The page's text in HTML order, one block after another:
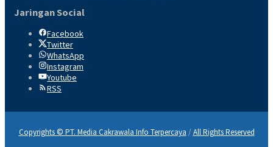
Jaringan Social
Facebook
Twitter
WhatsApp
Instagram
Youtube
RSS
Copyrights © PT. Media Cakrawala Info Terpercaya /All Rights Reserved